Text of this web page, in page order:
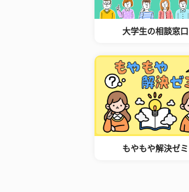
大学生の相談窓口
もやもや解決ゼミ